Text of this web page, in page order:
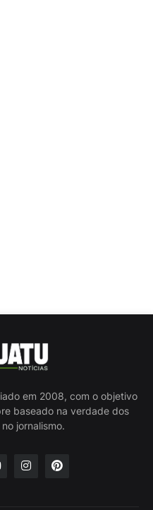
em 2008, com o objetivo
baseado na verdade dos
jornalismo.